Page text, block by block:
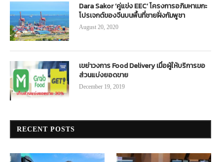
Dara Sakor ‘คู่แข่ง EEC’ โครงการอภิมหาเมกะ
โปรเจกต์ของจีนบนพื้นที่ชายฝั่งกัมพูชา
August 20, 2020
เขย่าวงการ Food Delivery เมื่อผู้ให้บริการขอ
ส่วนแบ่งยอดขาย
December 19, 2019
RECENT POSTS